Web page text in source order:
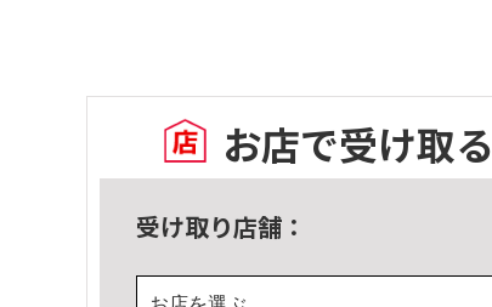
お店で受け取る
受け取り店舗：